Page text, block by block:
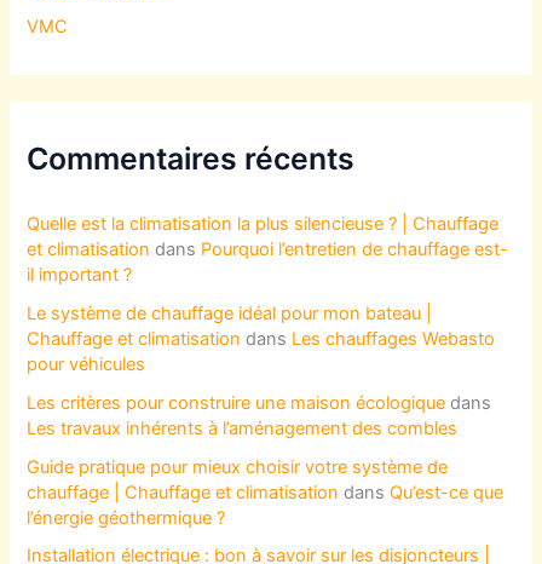
VMC
Commentaires récents
Quelle est la climatisation la plus silencieuse ? | Chauffage
et climatisation dans Pourquoi l’entretien de chauffage est-
il important ?
Le système de chauffage idéal pour mon bateau |
Chauffage et climatisation dans Les chauffages Webasto
pour véhicules
Les critères pour construire une maison écologique dans
Les travaux inhérents à l’aménagement des combles
Guide pratique pour mieux choisir votre système de
chauffage | Chauffage et climatisation dansQu’est-ce que
l’énergie géothermique ?
Installation électrique : bon à savoir sur les disjoncteurs |